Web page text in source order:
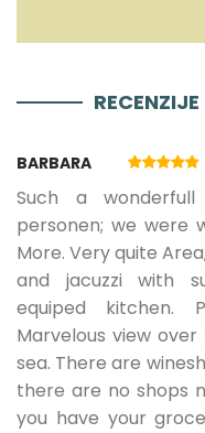
19.09.2026.
15.05.2027.
29.05.2027.
26.06.2027.
RECENZIJE
BARBARA
Such a
personen; we were
More. Very quite
and jacuzzi with
equiped kitchen.
Marvelous view
sea. There are
there are no shops
you have your